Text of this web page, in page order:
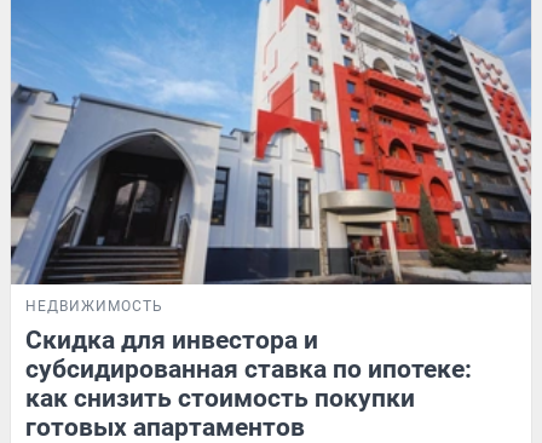
НЕДВИЖИМОСТЬ
Скидка для инвестора и
субсидированная ставка по ипотеке:
как снизить стоимость покупки
готовых апартаментов